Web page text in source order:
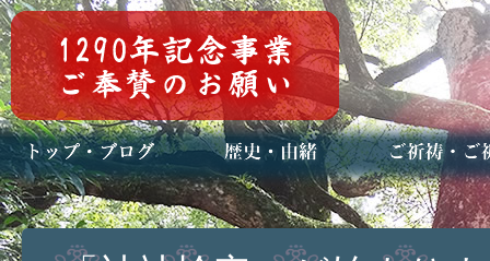
トップページ
ブログ(日々八百万)
お知らせ一覧 歴史・ご祭神
年中行事
メディア掲載 ご祈祷・ご祈
安産祈願
初宮参り
七五三詣
長寿のお祝い
神前結婚式
厄祓い・方位
車のお祓い
地鎮祭
神葬祭（神式